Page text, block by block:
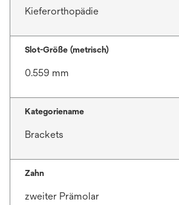
Kieferorthopädie
Slot-Größe (metrisch)
0.559 mm
Kategoriename
Brackets
Zahn
zweiter Prämolar